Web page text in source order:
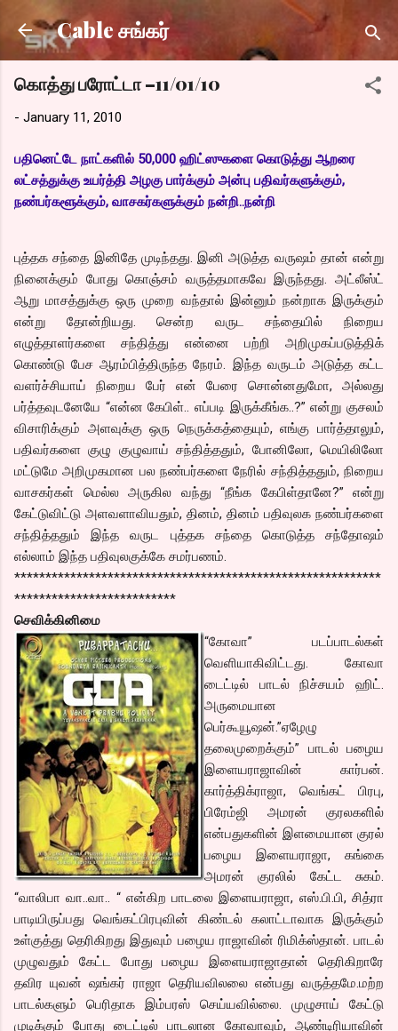
Skip to main content
Cable சங்கர்
கொத்து பரோட்டா –11/01/10
- January 11, 2010
பதினெட்டே நாட்களில் 50,000 ஹிட்ஸுகளை கொடுத்து ஆறரை
லட்சத்துக்கு உயர்த்தி அழகு பார்க்கும் அன்பு பதிவர்களுக்கும்,
நண்பர்களூக்கும், வாசகர்களுக்கும் நன்றி..நன்றி
புத்தக சந்தை இனிதே முடிந்தது. இனி அடுத்த வருஷம் தான் என்று
நினைக்கும் போது கொஞ்சம் வருத்தமாகவே இருந்தது. அட்லீஸ்ட்
ஆறு மாசத்துக்கு ஒரு முறை வந்தால் இன்னும் நன்றாக இருக்கும்
என்று தோன்றியது. சென்ற வருட சந்தையில் நிறைய
எழுத்தாளர்களை சந்தித்து என்னை பற்றி அறிமுகப்படுத்திக்
கொண்டு பேச ஆரம்பித்திருந்த நேரம். இந்த வருடம் அடுத்த கட்ட
வளர்ச்சியாய் நிறைய பேர் என் பேரை சொன்னதுமோ, அல்லது
பர்த்தவுடனேயே “என்ன கேபிள்.. எப்படி இருக்கீங்க..?” என்று குசலம்
விசாரிக்கும் அளவுக்கு ஒரு நெருக்கத்தையும், எங்கு பார்த்தாலும்,
பதிவர்களை குழு குழுவாய் சந்தித்ததும், போனிலோ, மெயிலிலோ
மட்டுமே அறிமுகமான பல நண்பர்களை நேரில் சந்தித்ததும், நிறைய
வாசகர்கள் மெல்ல அருகில வந்து “நீங்க கேபிள்தானே?” என்று
கேட்டுவிட்டு அளவளாவியதும், தினம், தினம் பதிவுலக நண்பர்களை
சந்தித்ததும் இந்த வருட புத்தக சந்தை கொடுத்த சந்தோஷம்
எல்லாம் இந்த பதிவுலகுக்கே சமர்பணம்.
***********************************************************
**************************
செவிக்கினிமை
“கோவா” படப்பாடல்கள்
வெளியாகிவிட்டது. கோவா
டைட்டில் பாடல் நிச்சயம் ஹிட்.
அருமையான
பெர்கூயூஷன்.”ஏழேழு
தலைமுறைக்கும்” பாடல் பழைய
இளையராஜாவின் கார்பன்.
கார்த்திக்ராஜா, வெங்கட் பிரபு,
பிரேம்ஜி அமரன் குரலகளில்
என்பதுகளின் இளமையான குரல்
பழைய இளையராஜா, கங்கை
அமரன் குரலில் கேட்ட சுகம்.
“வாலிபா வா..வா.. “ என்கிற பாடலை இளையராஜா, எஸ்.பி.பி, சித்ரா
பாடியிருப்பது வெங்கட்பிரபுவின் கிண்டல் கலாட்டாவாக இருக்கும்
உள்குத்து தெரிகிறது இதுவும் பழைய ராஜாவின் ரிமிக்ஸ்தான். பாடல்
முழுவதும் கேட்ட போது பழைய இளையராஜாதான் தெரிகிறாரே
தவிர யுவன் ஷங்கர் ராஜா தெரியவிலலை என்பது வருத்தமே.மற்ற
பாடல்களும் பெரிதாக இம்பரஸ் செய்யவில்லை. முழுசாய் கேட்டு
முடிக்கும் போது டைட்டில் பாடலான கோவாவும், ஆண்டிரியாவின்